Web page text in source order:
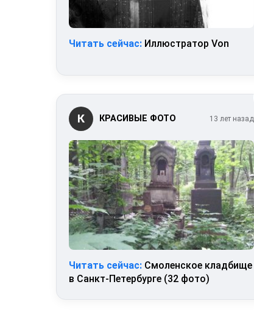
Читать сейчас: Иллюстратор Von
К КРАСИВЫЕ ФОТО 13 лет назад
Читать сейчас: Смоленское кладбище
в Санкт-Петербурге (32 фото)